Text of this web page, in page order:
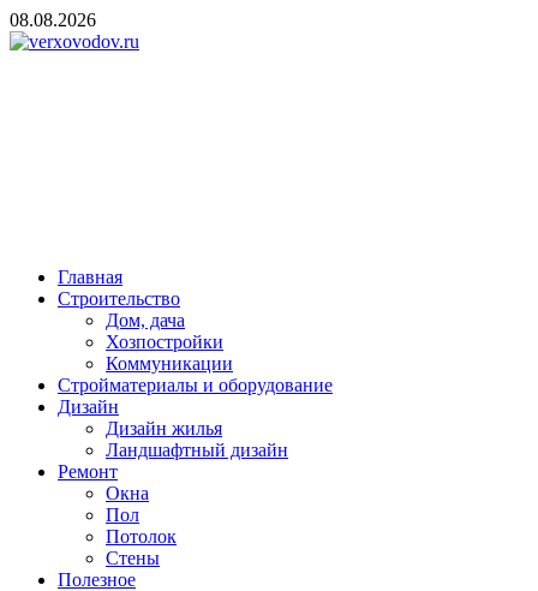
Skip
to
08.08.2026
Главная
Строительство
Дом, дача
Хозпостройки
Коммуникации
Стройматериалы и оборудование
Дизайн
Дизайн жилья
Ландшафтный дизайн
Ремонт
Окна
Пол
Потолок
Стены
Полезное